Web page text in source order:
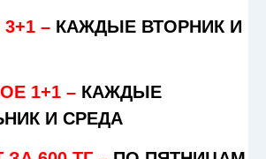
– КАЖДЫЕ ВТОРНИК И
1+1 – КАЖДЫЕ
И СРЕДА